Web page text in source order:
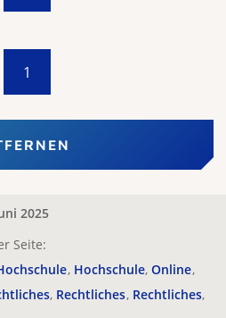
1
2025
Seite:
Hochschule Online
Rechtliches Rechtliches